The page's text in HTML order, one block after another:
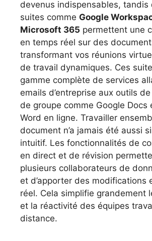
devenus indispensables, tandis
suites comme Google
Microsoft 365 permettent une
en temps réel sur des
transformant vos réunions
de travail dynamiques. Ces
gamme complète de services
emails d’entreprise aux outils
de groupe comme Google Docs
Word en ligne. Travailler
document n’a jamais été aussi
intuitif. Les fonctionnalités de
en direct et de révision
plusieurs collaborateurs de
et d’apporter des modifications
réel. Cela simplifie grandement
et la réactivité des équipes
distance.